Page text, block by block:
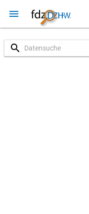
menu
search